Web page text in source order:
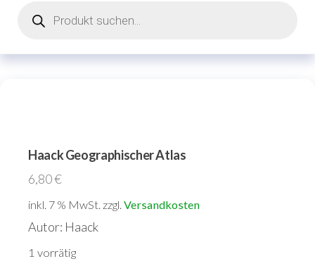
search
Haack Geographischer Atlas
6,80€
inkl. 7 % MwSt. zzgl. Versandkosten
Autor: Haack
1 vorrätig